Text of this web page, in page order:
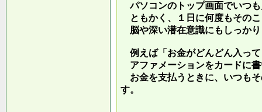
パソコンのトップ画面でいつ
ともかく、１日に何度もその
脳や深い潜在意識にもしっか
例えば「お金がどんどん入っ
アファメーションをカードに
お金を支払うときに、いつも
す。